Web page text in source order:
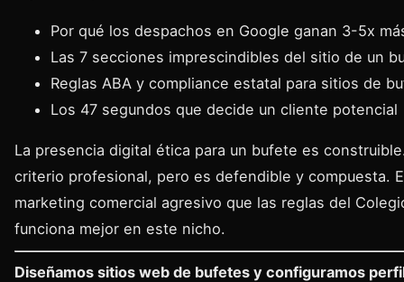
Por qué los despachos en Google ganan 3-5x
Las 7 secciones imprescindibles del sitio de un
Reglas ABA y compliance estatal para sitios de
Los 47 segundos que decide un cliente potencial
La presencia digital ética para un bufete es
criterio profesional, pero es defendible y compuesta.
marketing comercial agresivo que las reglas del
funciona mejor en este nicho.
Diseñamos sitios web de bufetes y configuramos